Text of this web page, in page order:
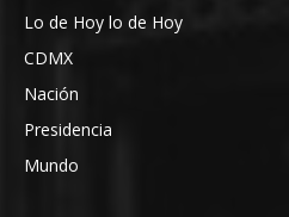
Lo de Hoy lo de Hoy
CDMX
Nación
Presidencia
Mundo